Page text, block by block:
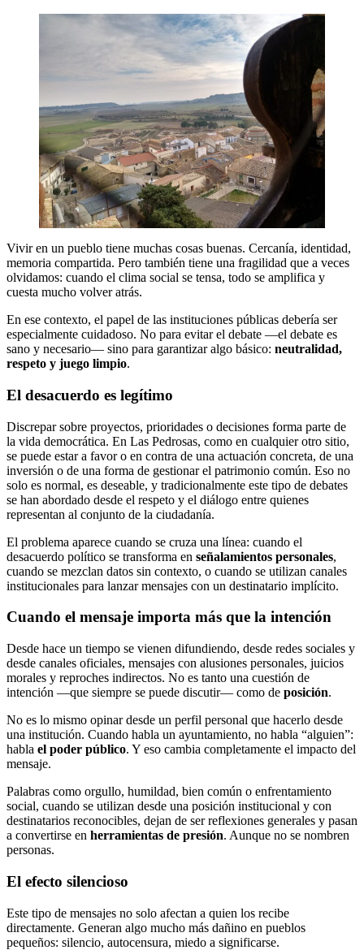
Vivir en un pueblo tiene muchas cosas buenas. Cercanía, identidad,
memoria compartida. Pero también tiene una fragilidad que a veces
olvidamos: cuando el clima social se tensa, todo se amplifica y
cuesta mucho volver atrás.
En ese contexto, el papel de las instituciones públicas debería ser
especialmente cuidadoso. No para evitar el debate —el debate es
sano y necesario— sino para garantizar algo básico: neutralidad,
respeto y juego limpio.
El desacuerdo es legítimo
Discrepar sobre proyectos, prioridades o decisiones forma parte de
la vida democrática. En Las Pedrosas, como en cualquier otro sitio,
se puede estar a favor o en contra de una actuación concreta, de una
inversión o de una forma de gestionar el patrimonio común. Eso no
solo es normal, es deseable, y tradicionalmente este tipo de debates
se han abordado desde el respeto y el diálogo entre quienes
representan al conjunto de la ciudadanía.
El problema aparece cuando se cruza una línea: cuando el
desacuerdo político se transforma en señalamientos personales,
cuando se mezclan datos sin contexto, o cuando se utilizan canales
institucionales para lanzar mensajes con un destinatario implícito.
Cuando el mensaje importa más que la intención
Desde hace un tiempo se vienen difundiendo, desde redes sociales y
desde canales oficiales, mensajes con alusiones personales, juicios
morales y reproches indirectos. No es tanto una cuestión de
intención —que siempre se puede discutir— como de posición.
No es lo mismo opinar desde un perfil personal que hacerlo desde
una institución. Cuando habla un ayuntamiento, no habla “alguien”:
habla el poder público. Y eso cambia completamente el impacto del
mensaje.
Palabras como orgullo, humildad, bien común o enfrentamiento
social, cuando se utilizan desde una posición institucional y con
destinatarios reconocibles, dejan de ser reflexiones generales y pasan
a convertirse en herramientas de presión. Aunque no se nombren
personas.
El efecto silencioso
Este tipo de mensajes no solo afectan a quien los recibe
directamente. Generan algo mucho más dañino en pueblos
pequeños: silencio, autocensura, miedo a significarse.